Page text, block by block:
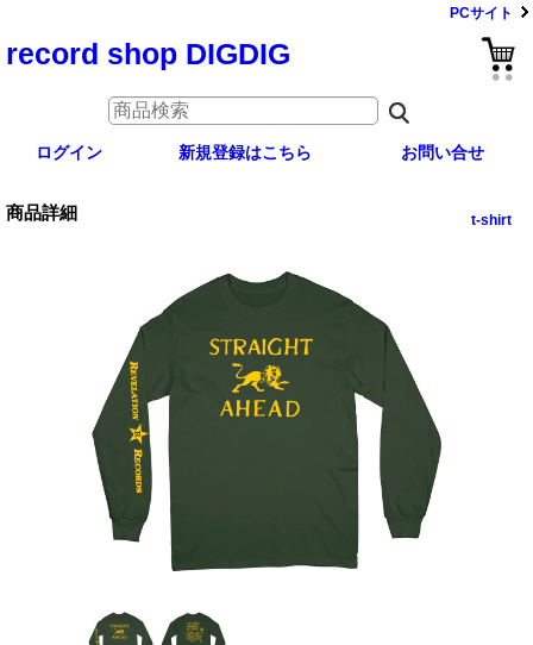
PCサイト
record shop DIGDIG
ログイン 新規登録はこちら お問い合せ
商品詳細 t-shirt